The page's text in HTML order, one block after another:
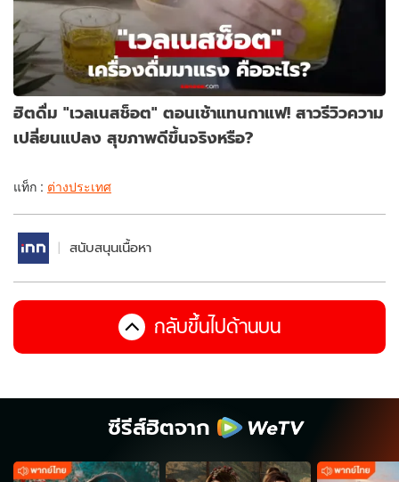
ฮิตดื่ม "เวลเนสช็อต" ตอนเช้าแทนกาแฟ! สาวรีวิวความ
เปลี่ยนแปลง สุขภาพดีขึ้นจริงหรือ?
แท็ก : ต่างประเทศ
สนับสนุนเนื้อหา
กลับขึ้นไปด้านบน
ซีรีส์ฮิตจาก